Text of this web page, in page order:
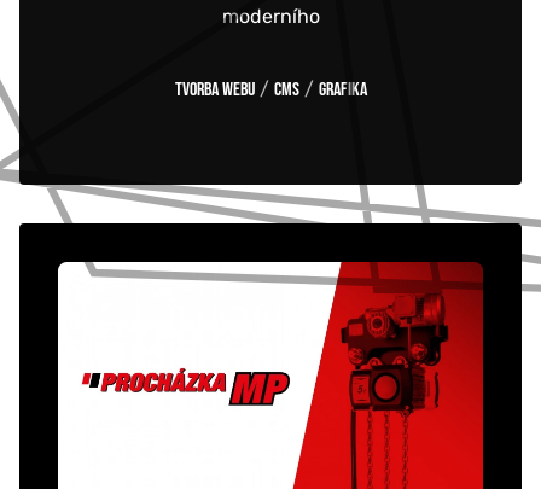
moderního
Tvorba webu / CMS / Grafika